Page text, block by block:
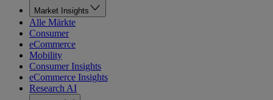
Market Insights
Alle Märkte
Consumer
eCommerce
Mobility
Consumer Insights
eCommerce Insights
Research AI